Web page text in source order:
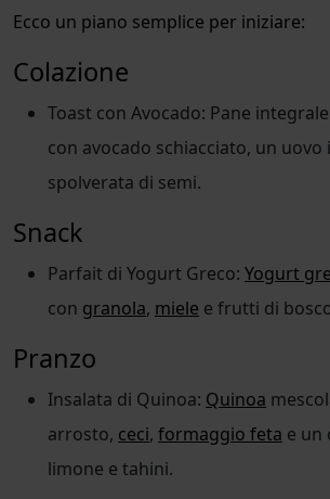
Ecco un piano semplice per iniziare:
Colazione
Toast con Avocado: Pane
con avocado schiacciato, un uovo
spolverata di semi.
Snack
Parfait di Yogurt Greco: Yogurt
con granola, miele e frutti di
Pranzo
Insalata di Quinoa: Quinoa
arrosto, ceci, formaggio feta e un
limone e tahini.